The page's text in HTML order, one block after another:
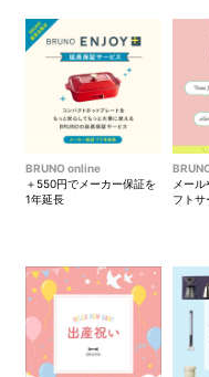
BRUNO online
＋550円でメーカー保証を
1年延長
メー
フトサ